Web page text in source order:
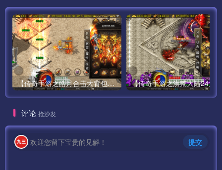
网页后台-安卓苹果IOS双端
版本！
网页后台-安卓苹果IOS双端
版本！
【传奇手游之皓月合击大背包-[白猪3.0]-免授权版】经典三职业复古特色战神引擎传奇手游-最新打包Win服务端源码视频架设教程-新版GM多功能网页授权物品后台-GM直冲网页后台-苹果IOS安卓双端版本！
评论 抢沙发
欢迎您留下宝贵的见解！ 提交